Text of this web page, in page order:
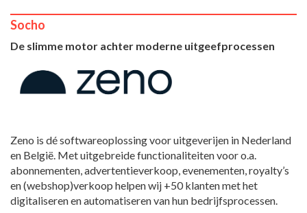
Socho
De slimme motor achter moderne uitgeefprocessen
Zeno is dé softwareoplossing voor uitgeverijen in Nederland
en België. Met uitgebreide functionaliteiten voor o.a.
abonnementen, advertentieverkoop, evenementen, royalty’s
en (webshop)verkoop helpen wij +50 klanten met het
digitaliseren en automatiseren van hun bedrijfsprocessen.